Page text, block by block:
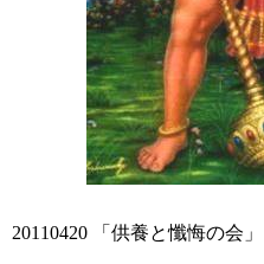
20110420 「供養と懺悔の会」